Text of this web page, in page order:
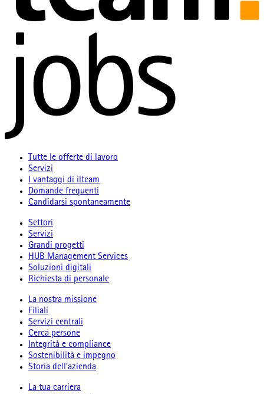
Tutte le offerte di lavoro
Servizi
I vantaggi di ilteam
Domande frequenti
Candidarsi spontaneamente
Settori
Servizi
Grandi progetti
HUB Management Services
Soluzioni digitali
Richiesta di personale
La nostra missione
Filiali
Servizi centrali
Cerca persone
Integrità e compliance
Sostenibilità e impegno
Storia dell’azienda
La tua carriera